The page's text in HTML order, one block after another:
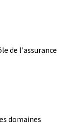
de l'assurance
domaines